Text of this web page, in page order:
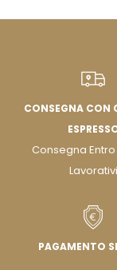
CONSEGNA CON
Consegna
Lavorativi
PAGAMENTO